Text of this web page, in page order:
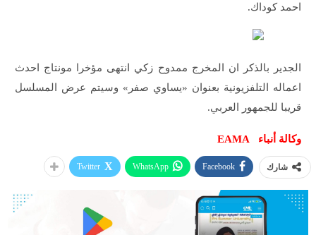
احمد كوداك.
الجدير بالذكر ان المخرج ممدوح زكي انتهى مؤخرا مونتاج احدث
اعماله التلفزيونية بعنوان «يساوي صفر» وسيتم عرض المسلسل
قريبا للجمهور العربي.
وكالة أنباء EAMA
شارك Facebook
WhatsApp
Twitter